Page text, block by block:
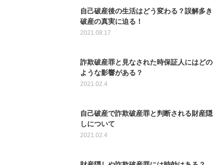
自己破産後の生活はどう変わる？誤解多き
破産の真実に迫る！
2021.08.17
詐欺破産罪と見なされた時保証人にはどの
ような影響がある？
2021.02.4
自己破産で詐欺破産罪と判断される財産隠
しについて
2021.02.4